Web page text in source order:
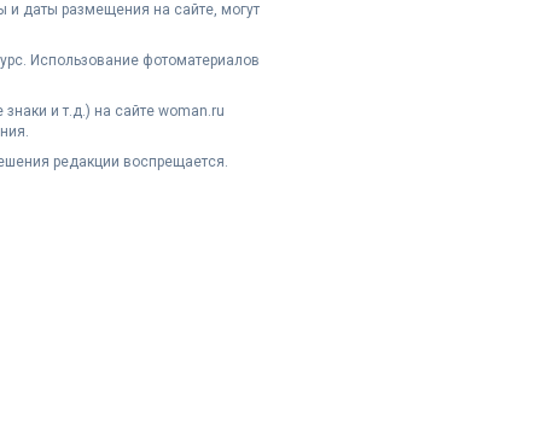
даты размещения на сайте, могут
Использование фотоматериалов
и т.д.) на сайте woman.ru
редакции воспрещается.